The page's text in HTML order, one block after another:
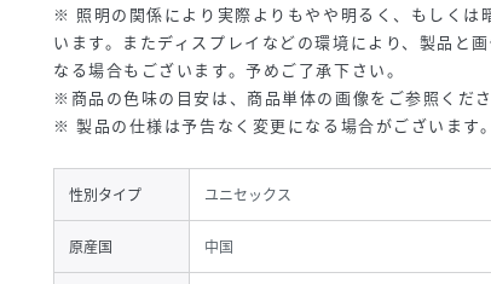
※ 照明の関係により実際よりもやや明るく、もしくは
います。またディスプレイなどの環境により、製品と
なる場合もございます。予めご了承下さい。
※商品の色味の目安は、商品単体の画像をご参照くださ
※ 製品の仕様は予告なく変更になる場合がございます
性別タイプ ユニセックス
原産国 中国